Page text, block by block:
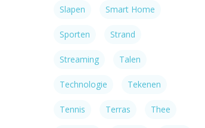
Slapen Smart Home
Sporten Strand
Streaming Talen
Technologie Tekenen
Tennis Terras Thee